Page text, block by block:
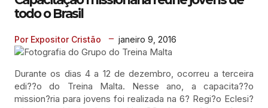
todo o Brasil
Por Expositor Cristão janeiro 9, 2016
Durante os dias 4 a 12 de dezembro, ocorreu a terceira
edi??o do Treina Malta. Nesse ano, a capacita??o
mission?ria para jovens foi realizada na 6? Regi?o Eclesi?